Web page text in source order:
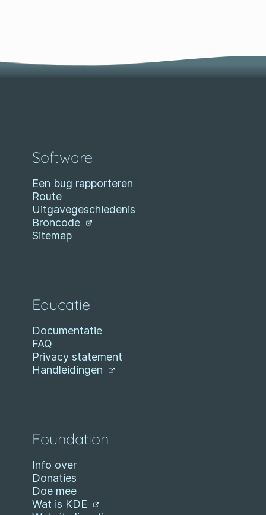
Software
Een bug rapporteren
Route
Uitgavegeschiedenis
Broncode
Sitemap
Educatie
Documentatie
FAQ
Privacy statement
Handleidingen
Foundation
Info over
Donaties
Doe mee
Wat is KDE